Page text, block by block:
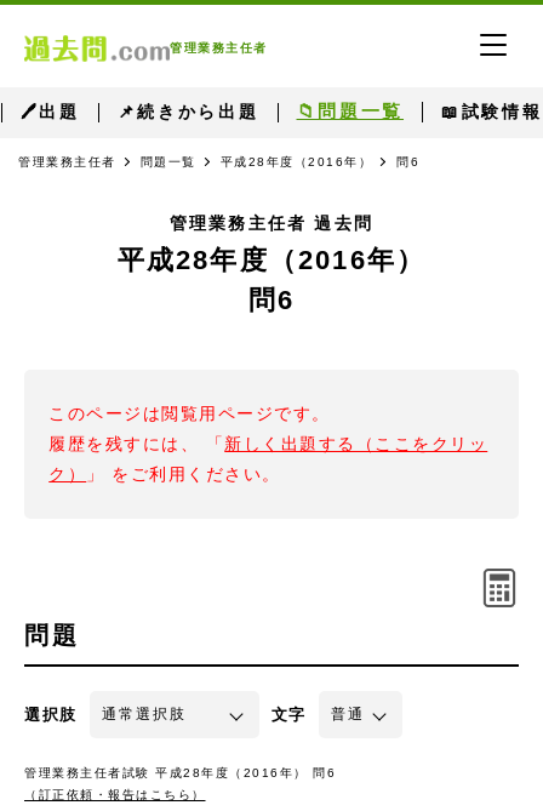
管理業務主任者
🖊出題 📌続きから出題 📁問題一覧 📖試験情報
管理業務主任者 問題一覧 平成28年度（2016年） 問6
管理業務主任者 過去問
平成28年度（2016年）
問6
このページは閲覧用ページです。
履歴を残すには、 「 新しく出題する（ここをクリッ
ク）
」 をご利用ください。
問題
選択肢 文字
管理業務主任者試験 平成28年度（2016年） 問6
（訂正依頼・報告はこちら）